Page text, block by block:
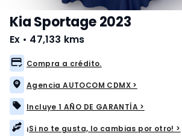
Kia Sportage 2023
Ex • 47,133 kms
Compra a crédito.
Agencia AUTOCOM CDMX >
Incluye 1 AÑO DE GARANTÍA >
¡Si no te gusta, lo cambias por otro! >